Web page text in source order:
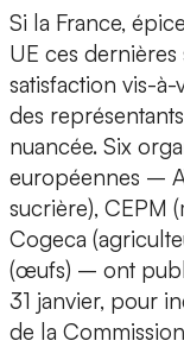
Si la France,
UE ces dernières
satisfaction vis-
des
nuancée. Six
européennes –
sucrière), CEPM
Cogeca
(œufs) – ont
31 janvier, pour
de la